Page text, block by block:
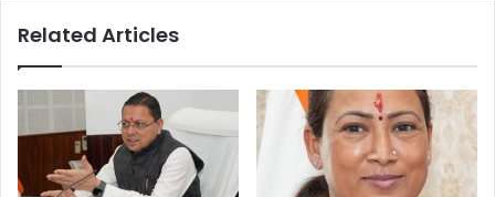
क्षेत्र
रेड
Related Articles